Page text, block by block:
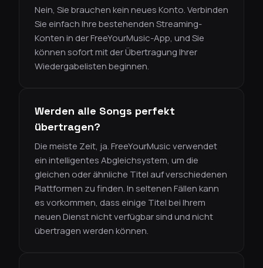
Nein, Sie brauchen kein neues Konto. Verbinden
Sie einfach Ihre bestehenden Streaming-
Konten in der FreeYourMusic-App, und Sie
können sofort mit der Übertragung Ihrer
Wiedergabelisten beginnen.
Werden alle Songs perfekt
übertragen?
Die meiste Zeit, ja. FreeYourMusic verwendet
ein intelligentes Abgleichsystem, um die
gleichen oder ähnliche Titel auf verschiedenen
Plattformen zu finden. In seltenen Fällen kann
es vorkommen, dass einige Titel bei Ihrem
neuen Dienst nicht verfügbar sind und nicht
übertragen werden können.